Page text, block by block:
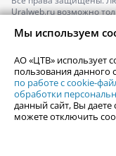
Uralweb.ru возможно
По вопросам
По вопросам
afisha@uralweb.ru
Пользовательское
Политика АО «ЦТВ» в
Мы используем
АО «ЦТВ» использует
пользования данного
по работе с cookie-
обработки
данный сайт, Вы даете
можете отключить